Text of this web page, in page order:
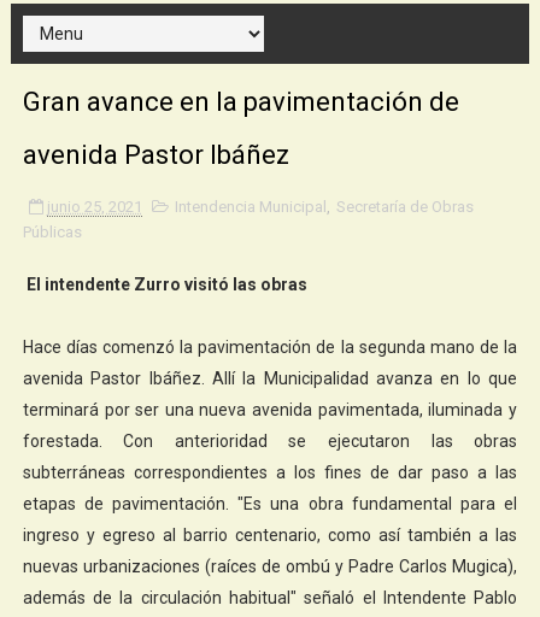
Gran avance en la pavimentación de
avenida Pastor Ibáñez
junio 25, 2021 Intendencia Municipal
Secretaría de Obras
Públicas
El intendente Zurro visitó las obras
Hace días comenzó la pavimentación de la segunda mano de la
avenida Pastor Ibáñez. Allí la Municipalidad avanza en lo que
terminará por ser una nueva avenida pavimentada, iluminada y
forestada. Con anterioridad se ejecutaron las obras
subterráneas correspondientes a los fines de dar paso a las
etapas de pavimentación. "Es una obra fundamental para el
ingreso y egreso al barrio centenario, como así también a las
nuevas urbanizaciones (raíces de ombú y Padre Carlos Mugica),
además de la circulación habitual" señaló el Intendente Pablo